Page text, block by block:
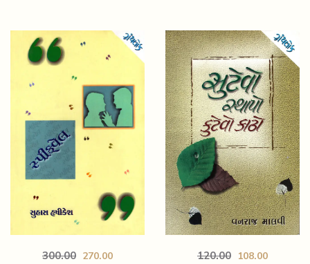
300.00 270.00
120.00 108.00